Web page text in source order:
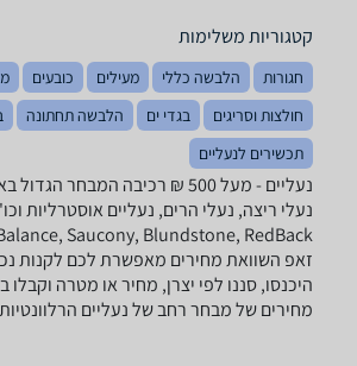
קטגוריות משלימות
חגורות הלבשה כללי מעילים כובעים
חולצות וסריגים
בגדי ים הלבשה תחתונה
תכשירים לנעליים
נעליים - ‏מעל 500 ‏₪ ‏רכיבה המבחר
נעלי ריצה, נעלי הרים, נעליים אוסטרליות
זאפ השוואת מחירים מאפשרת לכם לקנות
היכנסו, סננו לפי יצרן, מחיר או מטרה
מחירים של מבחר רחב של נעליים